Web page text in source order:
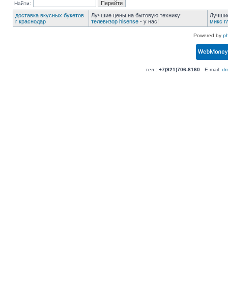
Найти:
доставка вкусных букетов
г краснодар
Лучшие цены на бытовую технику:
телевизор hisense - у нас!
микс
Powered by
тел.: +7(921)706-8160E-mail: